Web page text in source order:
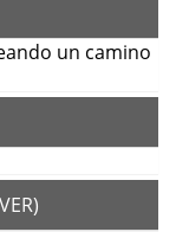
un camino